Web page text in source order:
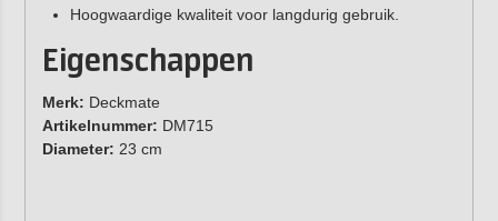
Hoogwaardige kwaliteit voor langdurig gebruik.
Eigenschappen
Merk: Deckmate
Artikelnummer: DM715
Diameter: 23 cm